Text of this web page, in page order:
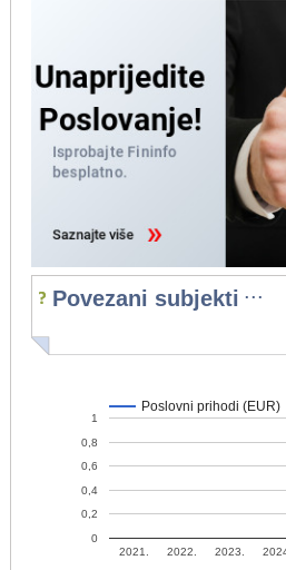
Povezani subjekti ...
Poslovni prihodi (EUR)
2021. 2022. 2023.
0
0,2
0,4
0,6
0,8
1